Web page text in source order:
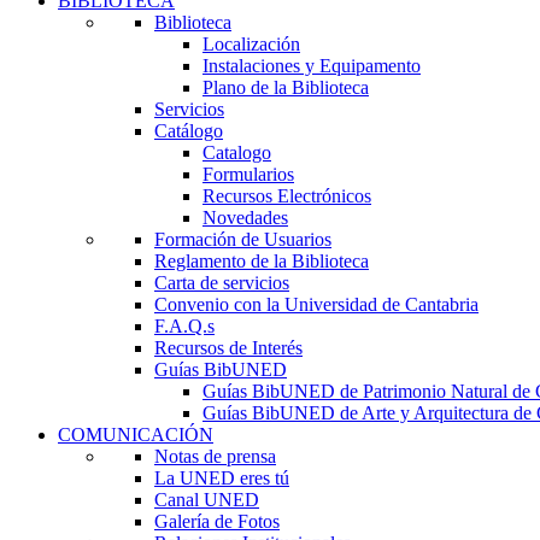
Biblioteca
Localización
Instalaciones y Equipamento
Plano de la Biblioteca
Servicios
Catálogo
Catalogo
Formularios
Recursos Electrónicos
Novedades
Formación de Usuarios
Reglamento de la Biblioteca
Carta de servicios
Convenio con la Universidad de Cantabria
F.A.Q.s
Recursos de Interés
Guías BibUNED
Guías BibUNED de Patrimonio Natural de
Guías BibUNED de Arte y Arquitectura de
COMUNICACIÓN
Notas de prensa
La UNED eres tú
Canal UNED
Galería de Fotos